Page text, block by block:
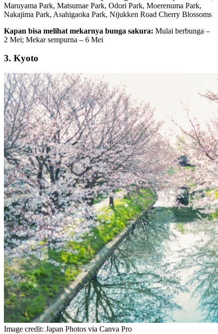
Maruyama Park, Matsumae Park, Odori Park, Moerenuma Park,
Nakajima Park, Asahigaoka Park, Nijukken Road Cherry Blossoms
Kapan bisa melihat mekarnya bunga sakura: Mulai berbunga –
2 Mei; Mekar sempurna – 6 Mei
3. Kyoto
Image credit: Japan Photos via Canva Pro